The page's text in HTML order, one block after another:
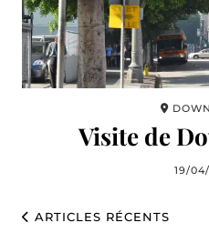
Visite de
19/
ARTICLES RÉCENTS